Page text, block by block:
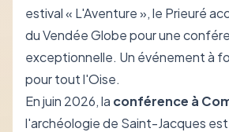
estival « L'Aventure », le Prieuré
du Vendée Globe pour une
exceptionnelle. Un événement à
pour tout l'Oise.
En juin 2026, la conférence à
l'archéologie de Saint-Jacques